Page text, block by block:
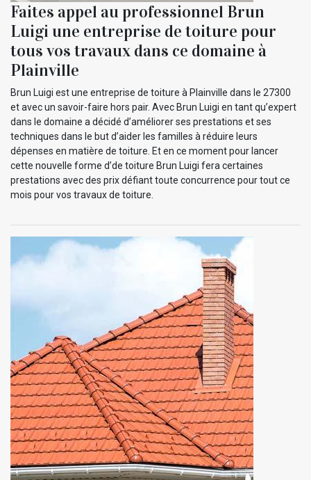
Faites appel au professionnel Brun
Luigi une entreprise de toiture pour
tous vos travaux dans ce domaine à
Plainville
Brun Luigi est une entreprise de toiture à Plainville dans le 27300
et avec un savoir-faire hors pair. Avec Brun Luigi en tant qu’expert
dans le domaine a décidé d’améliorer ses prestations et ses
techniques dans le but d’aider les familles à réduire leurs
dépenses en matière de toiture. Et en ce moment pour lancer
cette nouvelle forme d’de toiture Brun Luigi fera certaines
prestations avec des prix défiant toute concurrence pour tout ce
mois pour vos travaux de toiture.